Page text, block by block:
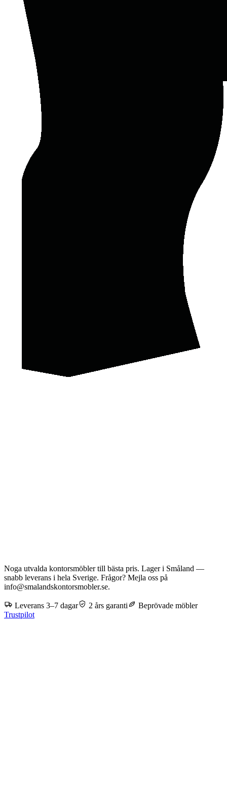
Noga utvalda kontorsmöbler till bästa pris. Lager i Småland —
snabb leverans i hela Sverige. Frågor? Mejla oss på
info@smalandskontorsmobler.se.
Leverans 3–7 dagar 2 års garanti
Beprövade möbler
Trustpilot